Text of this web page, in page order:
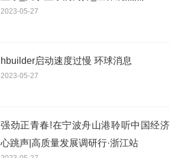
2023-05-27
hbuilder启动速度过慢 环球消息
2023-05-27
强劲正青春!在宁波舟山港聆听中国经济
心跳声|高质量发展调研行·浙江站